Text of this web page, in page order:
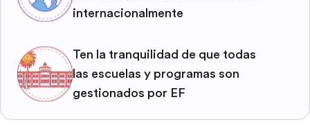
internacionalmente
Ten la tranquilidad de que todas
las escuelas y programas son
gestionados por EF